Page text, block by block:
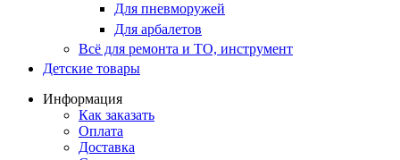
Для пневморужей
Для арбалетов
Всё для ремонта и ТО, инструмент
Детские товары
Информация
Как заказать
Оплата
Доставка